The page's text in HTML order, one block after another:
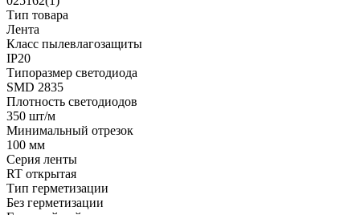
Тип товара
Лента
Класс пылевлагозащиты
IP20
Типоразмер светодиода
SMD 2835
Плотность светодиодов
350 шт/м
Минимальный отрезок
100 мм
Серия ленты
RT открытая
Тип герметизации
Без герметизации